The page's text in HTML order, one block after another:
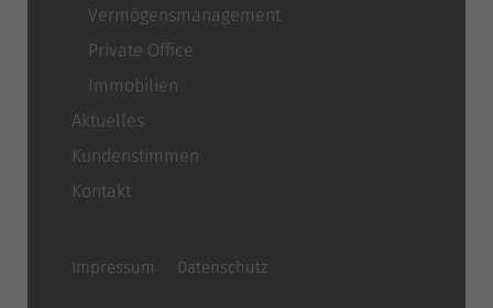
Vermögensmanagement
Private Office
Immobilien
Aktuelles
Kundenstimmen
Kontakt
Impressum Datenschutz